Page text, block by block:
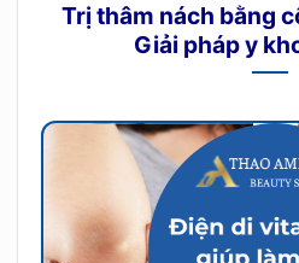
Trị thâm nách bằng
Giải pháp y